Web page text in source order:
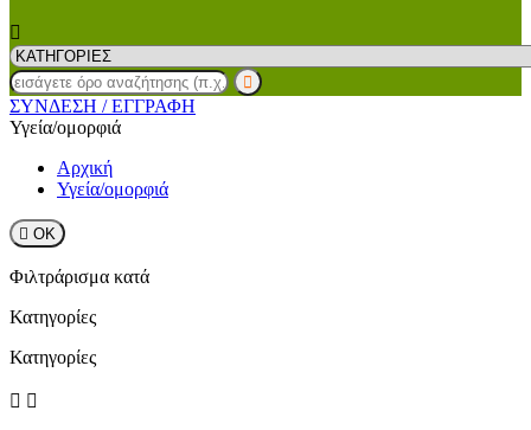
ΣΥΝΔΕΣΗ / ΕΓΓΡΑΦΗ
Υγεία/ομορφιά
Αρχική
Υγεία/ομορφιά
 ΟΚ
Φιλτράρισμα κατά
Κατηγορίες
Κατηγορίες
 